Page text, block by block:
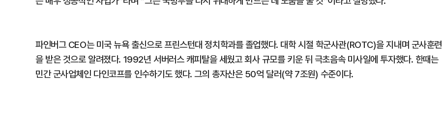
파인버그 CEO는 미국 뉴욕 출신으로 프린스턴대 정치학과를 졸업했다. 대학 시절 학군사관(ROTC)을 지내며 군사훈련
을 받은 것으로 알려졌다. 1992년 서버러스 캐피탈을 세웠고 회사 규모를 키운 뒤 극초음속 미사일에 투자했다. 한때는
민간 군사업체인 다인코프를 인수하기도 했다. 그의 총자산은 50억 달러(약 7조원) 수준이다.